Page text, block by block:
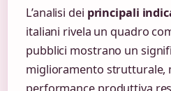
L’analisi dei principali
italiani rivela un quadro
pubblici mostrano un
miglioramento strutturale,